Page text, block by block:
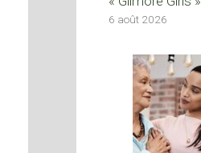
6 août 2026